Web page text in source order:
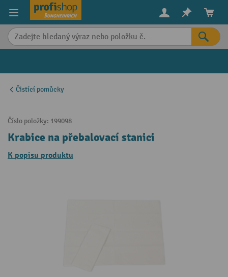
content
Čistící pomůcky
Číslo položky: 199098
Krabice na přebalovací stanici
K popisu produktu